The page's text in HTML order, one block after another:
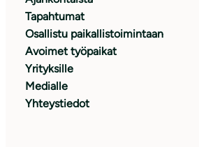
Tapahtumat
Osallistu paikallistoimintaan
Avoimet työpaikat
Yrityksille
Medialle
Yhteystiedot